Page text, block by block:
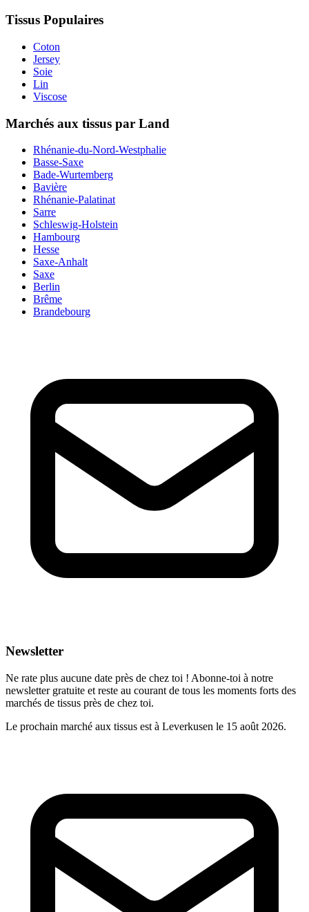
Tissus Populaires
Coton
Jersey
Soie
Lin
Viscose
Marchés aux tissus par Land
Rhénanie-du-Nord-Westphalie
Basse-Saxe
Bade-Wurtemberg
Bavière
Rhénanie-Palatinat
Sarre
Schleswig-Holstein
Hambourg
Hesse
Saxe-Anhalt
Saxe
Berlin
Brême
Brandebourg
Newsletter
Ne rate plus aucune date près de chez toi ! Abonne-toi à notre
newsletter gratuite et reste au courant de tous les moments forts des
marchés de tissus près de chez toi.
Le prochain marché aux tissus est à Leverkusen le 15 août 2026.